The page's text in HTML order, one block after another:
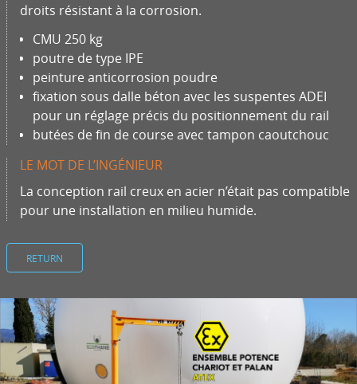
droits résistant à la corrosion.
CMU 250 kg
poutre de type IPE
peinture anticorrosion poudre
fixation sous dalle béton avec les suspentes ADEI
pour un réglage précis du positionnement du rail
butées de fin de course avec tampon caoutchouc
LE MOT DE L’INGÉNIEUR
La conception rail creux en acier n’était pas compatible
pour une installation en milieu humide.
RETURN